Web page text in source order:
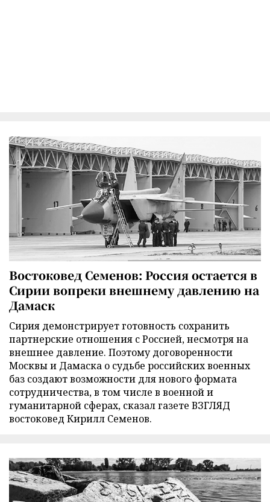
Востоковед Семенов: Россия остается в
Сирии вопреки внешнему давлению на
Дамаск
Сирия демонстрирует готовность сохранить
партнерские отношения с Россией, несмотря на
внешнее давление. Поэтому договоренности
Москвы и Дамаска о судьбе российских военных
баз создают возможности для нового формата
сотрудничества, в том числе в военной и
гуманитарной сферах, сказал газете ВЗГЛЯД
востоковед Кирилл Семенов.